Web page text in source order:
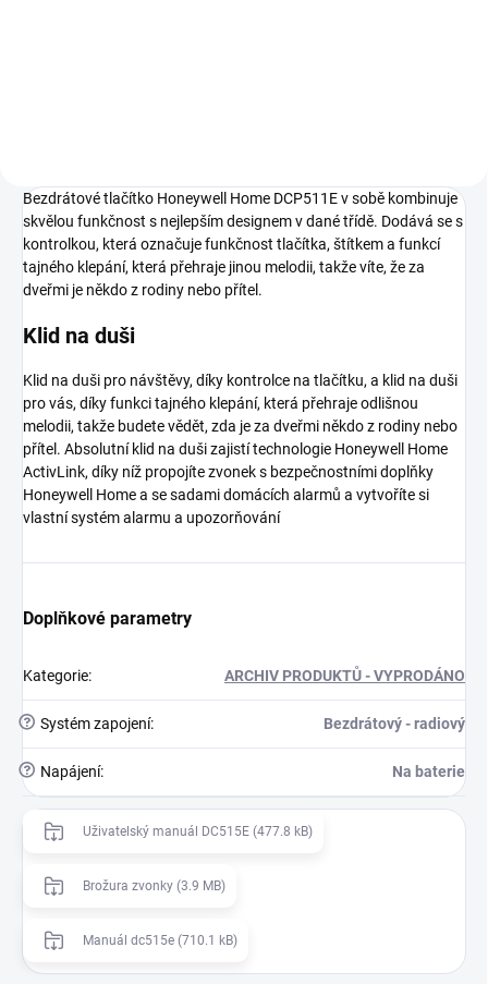
Bezdrátové tlačítko Honeywell Home DCP511E v sobě kombinuje
skvělou funkčnost s nejlepším designem v dané třídě. Dodává se s
kontrolkou, která označuje funkčnost tlačítka, štítkem a funkcí
tajného klepání, která přehraje jinou melodii, takže víte, že za
dveřmi je někdo z rodiny nebo přítel.
Klid na duši
Klid na duši pro návštěvy, díky kontrolce na tlačítku, a klid na duši
pro vás, díky funkci tajného klepání, která přehraje odlišnou
melodii, takže budete vědět, zda je za dveřmi někdo z rodiny nebo
přítel. Absolutní klid na duši zajistí technologie Honeywell Home
ActivLink, díky níž propojíte zvonek s bezpečnostními doplňky
Honeywell Home a se sadami domácích alarmů a vytvoříte si
vlastní systém alarmu a upozorňování
Doplňkové parametry
Kategorie: ARCHIV PRODUKTŮ - VYPRODÁNO
? Systém zapojení: Bezdrátový - radiový
? Napájení: Na baterie
Uživatelský manuál DC515E (477.8 kB)
Brožura zvonky (3.9 MB)
Manuál dc515e (710.1 kB)